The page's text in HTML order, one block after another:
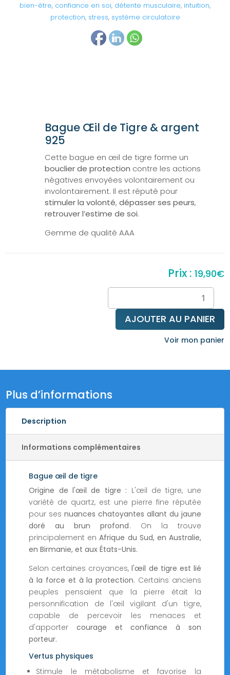
bien-être, confiance en soi, détente musculaire, intuition,
protection, stress, système circulatoire
Bague Œil de Tigre & argent
925
Cette bague en œil de tigre forme un
bouclier de protection contre les actions
négatives envoyées volontairement ou
involontairement. Il est réputé pour
stimuler la volonté, dépasser ses peurs,
retrouver l’estime de soi.
Gemme de qualité AAA
19,90€
quantité
de
Bague
œil
AJOUTER AU PANIER
Voir mon panier
Plus d’informations
Description
Informations complémentaires
Bague œil de tigre
Origine de l'œil de tigre : L'œil de tigre, une
variété de quartz, est une pierre fine réputée
pour sesnuances chatoyantes allant du jaune
doré au brun profond. On la trouve
principalement en Afrique du Sud, en Australie,
en Birmanie, et aux États-Unis.
Selon certaines croyances,l'œil de tigre est lié
à la force et à la protection. Certains anciens
peuples pensaient que la pierre était la
personnification de l'œil vigilant d'un tigre,
capable de percevoir les menaces et
d'apporter courage et confiance à son
porteur.
Vertus physiques
Stimule le métabolisme et favorise la